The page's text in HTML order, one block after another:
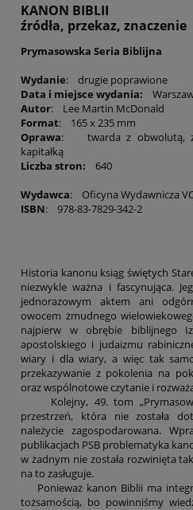
KANON BIBLII
źródła, przekaz, znaczenie
Prymasowska Seria Biblijna
Wydanie: drugie poprawione
Data i miejsce wydania:
Autor: Lee Martin McDonald
Format: 165 x 235 mm
Oprawa: twarda z obwolutą,
kapitałką
Liczba stron: 640
Wydawca: Oficyna Wydawnicza
ISBN: 978-83-7829-342-2
Historia kanonu ksiąg świętych
niezwykle ważna i fascynująca.
jednorazowym aktem ani
owocem żmudnego
najpierw w obrębie biblijnego
apostolskiego i judaizmu
wiary i dla wiary, a więc tak
przekazywanie z pokolenia na
oraz wspólnotowe czytanie i
Kolejny, 49. tom
przestrzeń, która nie została
należycie zagospodarowana.
publikacjach PSB problematyka
w żadnym nie została rozwinięta
na to zasługuje.
Ponieważ kanon Biblii ma
tożsamością, bo powinniśmy